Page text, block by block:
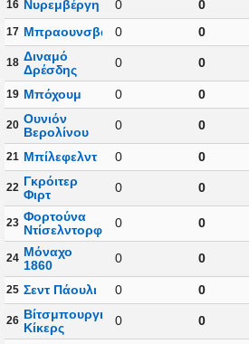
16 Νυρεμβέργη 0 0
17 Μπραουνσβάιγκ
0 0
18 Διναμό
Δρέσδης
0 0
19 Μπόχουμ 0 0
20 Ουνιόν
Βερολίνου
0 0
21 Μπίλεφελντ 0 0
22 Γκρόιτερ
Φιρτ
0 0
23 Φορτούνα
Ντίσελντορφ
0 0
24 Μόναχο
1860
0 0
25 Σεντ Πάουλι 0 0
26 Βίτσμπουργκερ
Κίκερς
0 0